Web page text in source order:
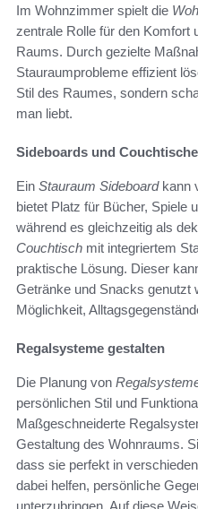
Im Wohnzimmer spielt die
zentrale Rolle für den Komfort
Raums. Durch gezielte
Stauraumprobleme effizient
Stil des Raumes, sondern
man liebt.
Sideboards und
Ein Stauraum Sideboardkann
bietet Platz für Bücher, Spiele
während es gleichzeitig als
Couchtisch mit integriertem
praktische Lösung. Dieser
Getränke und Snacks genutzt
Möglichkeit,
Regalsysteme gestalten
Die Planung von
persönlichen Stil und
Maßgeschneiderte
Gestaltung des Wohnraums.
dass sie perfekt in
dabei helfen, persönliche
unterzubringen. Auf diese